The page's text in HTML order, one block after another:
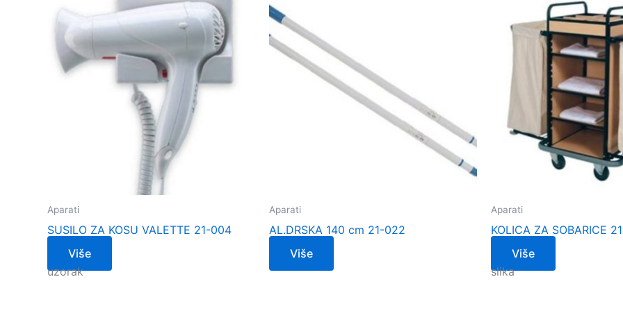
Aparati
SUSILO ZA KOSU VALETTE 21-004
Više
uzorak
Aparati
AL.DRSKA 140 cm 21-022
Više
Aparati
KOLICA ZA SOBARICE
Više
slika